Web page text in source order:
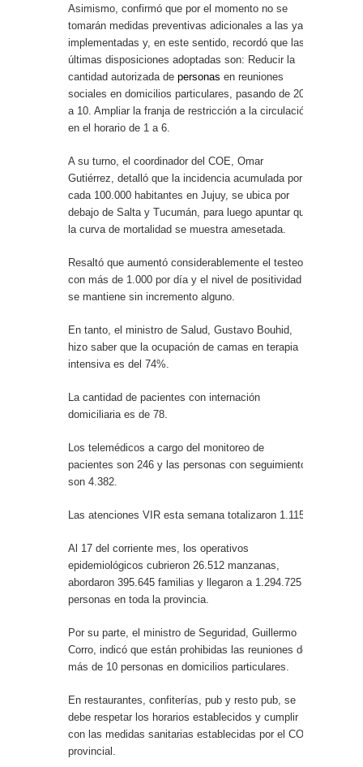
Asimismo, confirmó que por el momento no se
tomarán medidas preventivas adicionales a las ya
implementadas y, en este sentido, recordó que las
últimas disposiciones adoptadas son: Reducir la
cantidad autorizada de personas en reuniones
sociales en domicilios particulares, pasando de 20
a 10. Ampliar la franja de restricción a la circulación
en el horario de 1 a 6.
A su turno, el coordinador del COE, Omar
Gutiérrez, detalló que la incidencia acumulada por
cada 100.000 habitantes en Jujuy, se ubica por
debajo de Salta y Tucumán, para luego apuntar que
la curva de mortalidad se muestra amesetada.
Resaltó que aumentó considerablemente el testeo
con más de 1.000 por día y el nivel de positividad
se mantiene sin incremento alguno.
En tanto, el ministro de Salud, Gustavo Bouhid,
hizo saber que la ocupación de camas en terapia
intensiva es del 74%.
La cantidad de pacientes con internación
domiciliaria es de 78.
Los telemédicos a cargo del monitoreo de
pacientes son 246 y las personas con seguimiento
son 4.382.
Las atenciones VIR esta semana totalizaron 1.115.
Al 17 del corriente mes, los operativos
epidemiológicos cubrieron 26.512 manzanas,
abordaron 395.645 familias y llegaron a 1.294.725
personas en toda la provincia.
Por su parte, el ministro de Seguridad, Guillermo
Corro, indicó que están prohibidas las reuniones de
más de 10 personas en domicilios particulares.
En restaurantes, confiterías, pub y resto pub, se
debe respetar los horarios establecidos y cumplir
con las medidas sanitarias establecidas por el COE
provincial.